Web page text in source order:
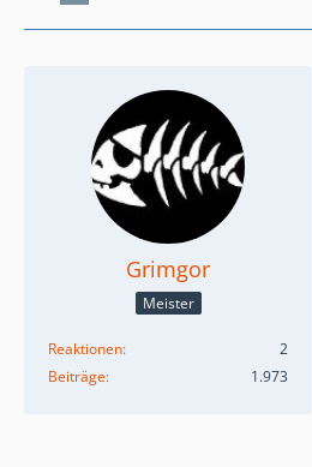
Grimgor
Meister
Reaktionen
2
Beiträge
1.973